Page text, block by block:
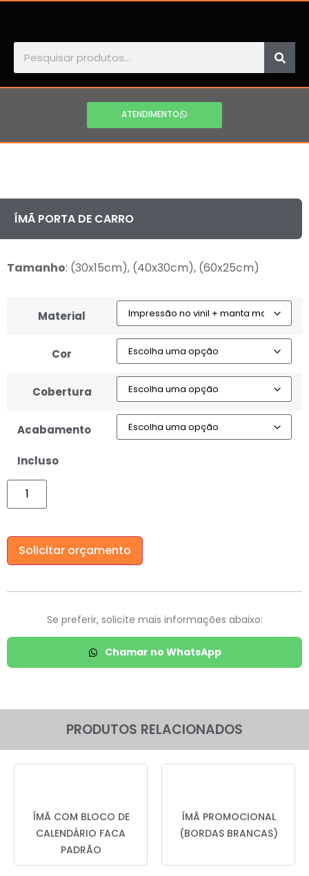
ATENDIMENTO
ÍMÃ PORTA DE CARRO
Tamanho: (30x15cm), (40x30cm), (60x25cm)
Material
Cor
Cobertura
Acabamento
Incluso
Solicitar orçamento
Se preferir, solicite mais informações abaixo:
Chamar no WhatsApp
PRODUTOS RELACIONADOS
ÍMÃ COM BLOCO DE
CALENDÁRIO FACA
PADRÃO
ÍMÃ PROMOCIONAL
(BORDAS BRANCAS)